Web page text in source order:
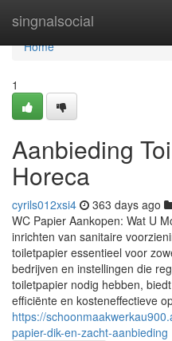
singnalsocial
Home
Home
1
Aanbieding
Horeca
cyrils012xsi4 363 days ago
WC Papier Aankopen: Wat U
inrichten van sanitaire
toiletpapier essentieel voor
bedrijven en instellingen die
toiletpapier nodig hebben,
efficiënte en kosteneffectieve
https://
papier-dik-en-zacht-aanbieding